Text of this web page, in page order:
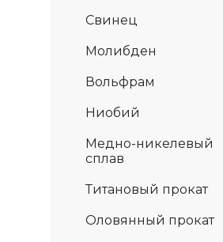
Свинец
Молибден
Вольфрам
Ниобий
Медно-никелевый
сплав
Титановый прокат
Оловянный прокат